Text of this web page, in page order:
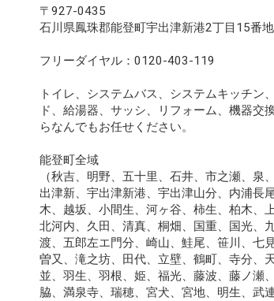
〒927-0435
石川県鳳珠郡能登町宇出津新港2丁目15番
フリーダイヤル：0120-403-119
トイレ、システムバス、システムキッチン
ド、給湯器、サッシ、リフォーム、機器交
らなんでもお任せください。
能登町全域
（秋吉、明野、五十里、石井、市之瀬、
出津新、宇出津新港、宇出津山分、内浦長
木、越坂、小間生、河ヶ谷、柿生、柏木、
北河内、久田、清真、桐畑、国重、国光、
渡、五郎左エ門分、崎山、鮭尾、笹川、七
曽又、滝之坊、田代、立壁、鶴町、寺分、
並、羽生、羽根、姫、福光、藤波、藤ノ瀬
脇、満泉寺、瑞穂、宮犬、宮地、明生、武